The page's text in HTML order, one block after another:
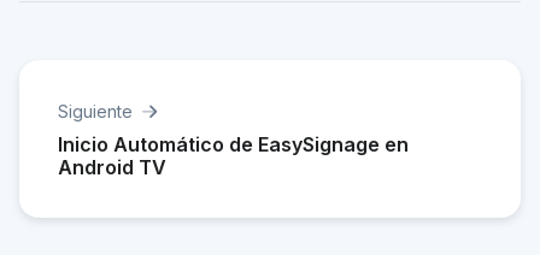
Siguiente
Inicio Automático de EasySignage en
Android TV